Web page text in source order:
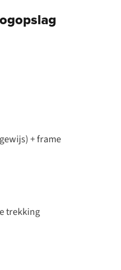
+ frame
trekking